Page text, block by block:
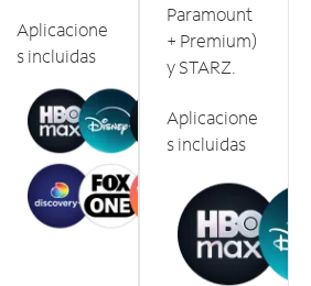
Aplicacione
s incluidas
Paramount
+ Premium)
y STARZ.
Aplicacione
s incluidas